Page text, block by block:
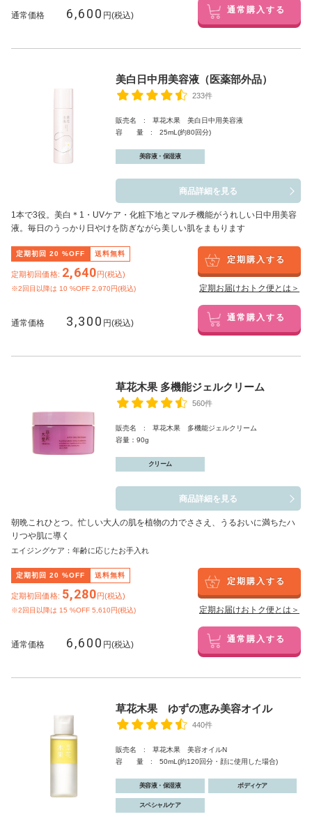
通常価格 6,600 円(税込) 通常購入する
美白日中用美容液（医薬部外品）
233件
販売名 : 草花木果 美白日中用美容液
容 量 : 25mL(約80回分)
美容液・保湿液
商品詳細を見る
1本で3役。美白 ＊1 ・UVケア・化粧下地とマルチ機能がうれしい日中用美容
液。毎日のうっかり日やけを防ぎながら美しい肌をまもります
定期初回 20 %OFF 送料無料
定期初回価格: 2,640円(税込)
※2回目以降は 10 %OFF 2,970円(税込)
定期購入する
定期お届けおトク便とは＞
通常価格 3,300 円(税込) 通常購入する
草花木果 多機能ジェルクリーム
560件
販売名 : 草花木果 多機能ジェルクリーム
容量：90g
クリーム
商品詳細を見る
朝晩これひとつ。忙しい大人の肌を植物の力でささえ、うるおいに満ちたハ
リつや肌に導く
エイジングケア：年齢に応じたお手入れ
定期初回 20 %OFF 送料無料
定期初回価格: 5,280円(税込)
※2回目以降は 15 %OFF 5,610円(税込)
定期購入する
定期お届けおトク便とは＞
通常価格 6,600 円(税込) 通常購入する
草花木果 ゆずの恵み美容オイル
440件
販売名 : 草花木果 美容オイルN
容 量 : 50mL(約120回分・顔に使用した場合)
美容液・保湿液 ボディケア
スペシャルケア